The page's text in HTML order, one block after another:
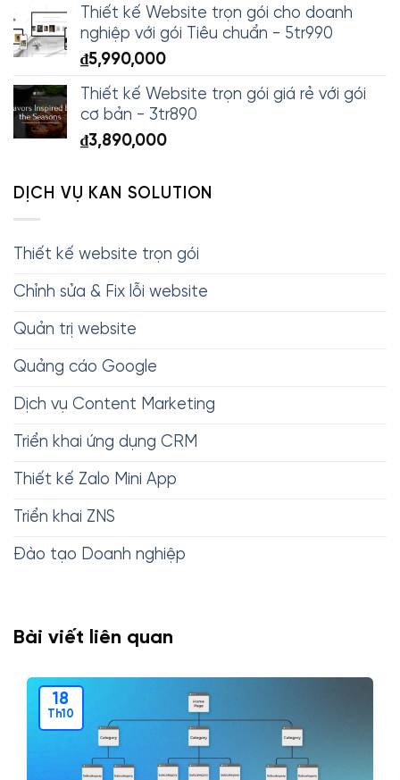
Thiết kế Website trọn gói cho doanh
nghiệp với gói Tiêu chuẩn - 5tr990
₫5,990,000
Thiết kế Website trọn gói giá rẻ với gói
cơ bản - 3tr890
₫3,890,000
DỊCH VỤ KAN SOLUTION
Thiết kế website trọn gói
Chỉnh sửa & Fix lỗi website
Quản trị website
Quảng cáo Google
Dịch vụ Content Marketing
Triển khai ứng dụng CRM
Thiết kế Zalo Mini App
Triển khai ZNS
Đào tạo Doanh nghiệp
Bài viết liên quan
18
Th10